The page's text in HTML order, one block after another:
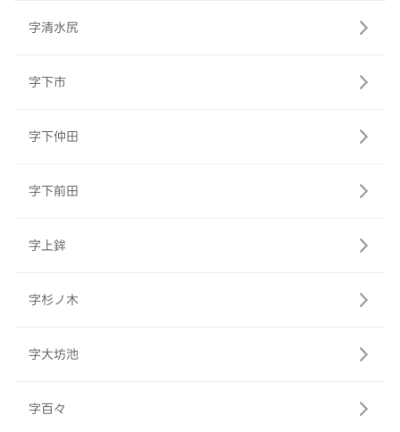
字清水尻
字下市
字下仲田
字下前田
字上鉾
字杉ノ木
字大坊池
字百々